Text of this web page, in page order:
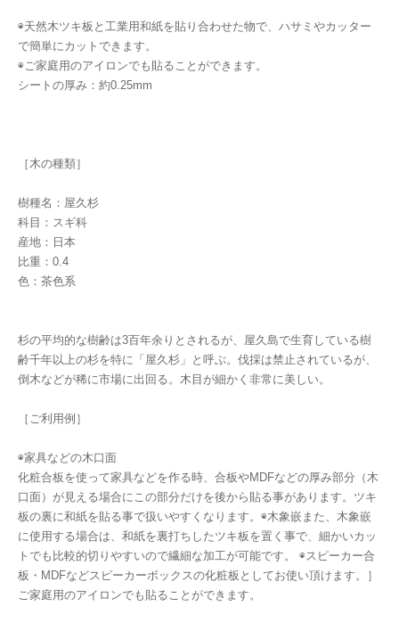
◉天然木ツキ板と工業用和紙を貼り合わせた物で、ハサミやカッター
で簡単にカットできます。
◉ご家庭用のアイロンでも貼ることができます。
シートの厚み：約0.25mm
［木の種類］
樹種名：屋久杉
科目：スギ科
産地：日本
比重：0.4
色：茶色系
杉の平均的な樹齢は3百年余りとされるが、屋久島で生育している樹
齢千年以上の杉を特に「屋久杉」と呼ぶ。伐採は禁止されているが、
倒木などが稀に市場に出回る。木目が細かく非常に美しい。
［ご利用例］
◉家具などの木口面
化粧合板を使って家具などを作る時、合板やMDFなどの厚み部分（木
口面）が見える場合にこの部分だけを後から貼る事があります。ツキ
板の裏に和紙を貼る事で扱いやすくなります。◉木象嵌また、木象嵌
に使用する場合は、和紙を裏打ちしたツキ板を置く事で、細かいカッ
トでも比較的切りやすいので繊細な加工が可能です。 ◉スピーカー合
板・MDFなどスピーカーボックスの化粧板としてお使い頂けます。］
ご家庭用のアイロンでも貼ることができます。